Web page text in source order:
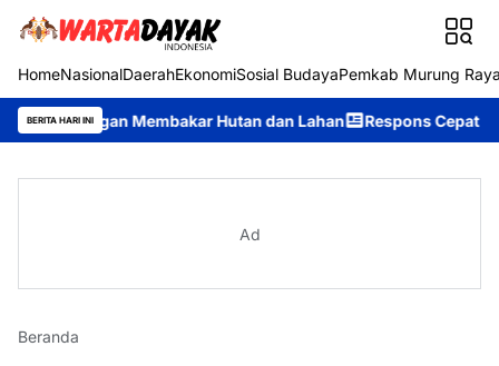
HomeNasionalDaerahEkonomiSosial BudayaPemkab Murung
BERITA HARI INI
Membakar Hutan dan Lahan Respons Cepat Ditsamapta
Ad
Beranda